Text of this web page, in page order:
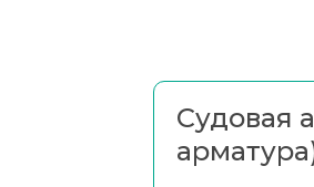
Судовая